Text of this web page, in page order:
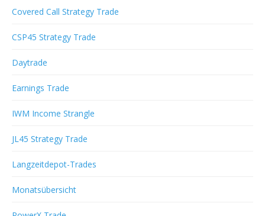
Covered Call Strategy Trade
CSP45 Strategy Trade
Daytrade
Earnings Trade
IWM Income Strangle
JL45 Strategy Trade
Langzeitdepot-Trades
Monatsübersicht